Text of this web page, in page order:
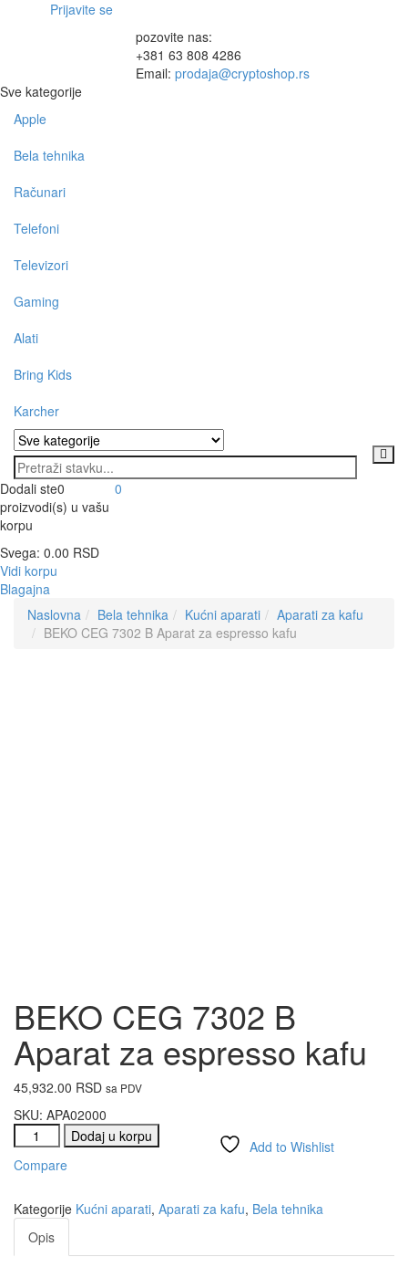
Prijavite se
pozovite nas:
+381 63 808 4286
Email: prodaja@cryptoshop.rs
Sve kategorije
Apple
Bela tehnika
Računari
Telefoni
Televizori
Gaming
Alati
Bring Kids
Karcher
0
Dodali ste0
proizvodi(s) u vašu
korpu
Svega: 0.00 RSD
Vidi korpu
Blagajna
Naslovna
Bela tehnika Kućni aparati
Aparati za kafu
BEKO CEG 7302 B Aparat za espresso kafu
BEKO CEG 7302 B
Aparat za espresso kafu
45,932.00 RSD sa PDV
SKU: APA02000
Dodaj u korpu
Add to Wishlist
Compare
Kategorije Kućni aparati, Aparati za kafu, Bela tehnika
Opis